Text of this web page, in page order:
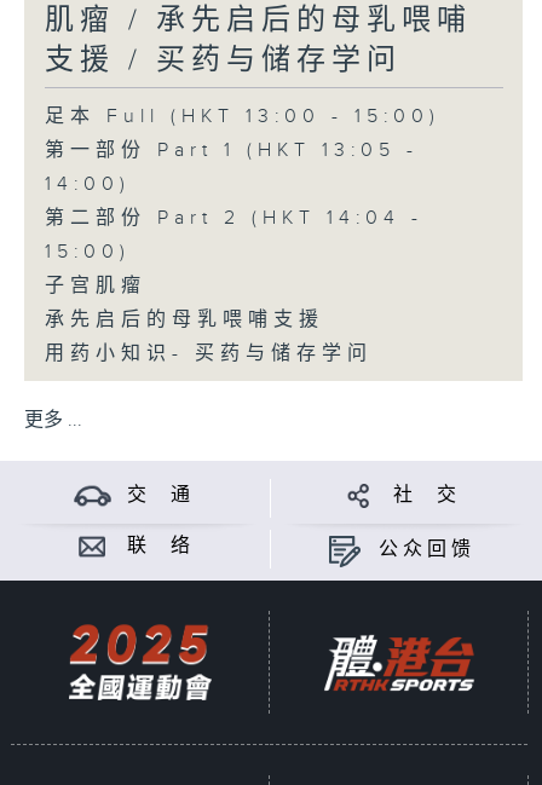
肌瘤 / 承先启后的母乳喂哺
支援 / 买药与储存学问
足本 Full (HKT 13:00 - 15:00)
第一部份 Part 1 (HKT 13:05 -
14:00)
第二部份 Part 2 (HKT 14:04 -
15:00)
子宫肌瘤
承先启后的母乳喂哺支援
用药小知识- 买药与储存学问
更多 ...
交 通 社 交
联 络 公众回馈